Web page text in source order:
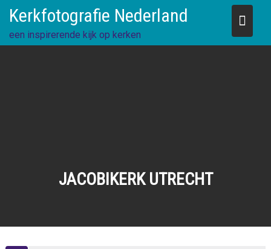
content
Kerkfotografie Nederland
een inspirerende kijk op kerken
JACOBIKERK UTRECHT